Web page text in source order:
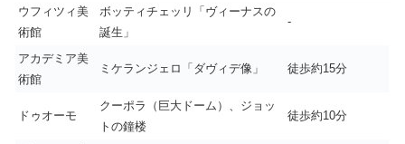
ウフィツィ美
術館
ボッティチェッリ「ヴィーナスの
誕生」
-
アカデミア美
術館
ミケランジェロ「ダヴィデ像」 徒歩約15分
ドゥオーモ
クーポラ（巨大ドーム）、ジョッ
トの鐘楼
徒歩約10分